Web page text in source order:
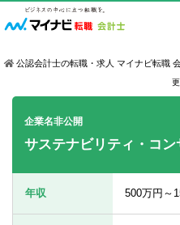
公
公認会計士の転職・求人 マイナビ転職
企業名非公開
サステナビリティ・コン
年収 500万円～